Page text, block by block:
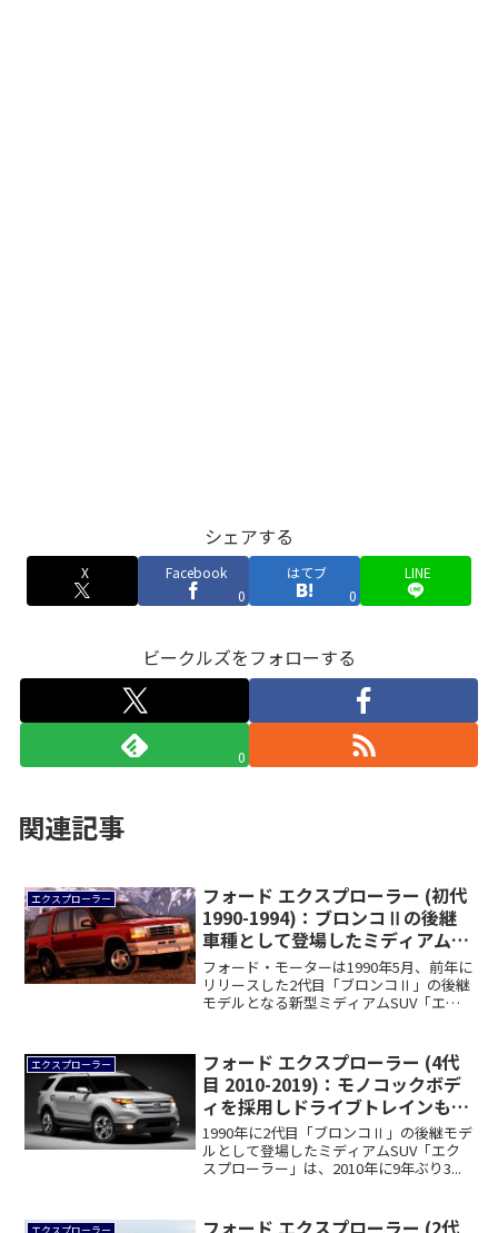
シェアする
X
Facebook
0
はてブ
0
LINE
ビークルズをフォローする
0
関連記事
エクスプローラー
フォード エクスプローラー (初代
1990-1994)：ブロンコⅡの後継
車種として登場したミディアム
SUV
フォード・モーターは1990年5月、前年に
リリースした2代目「ブロンコⅡ」の後継
モデルとなる新型ミディアムSUV「エク
エクスプローラー
フォード エクスプローラー (4代
目 2010-2019)：モノコックボデ
ィを採用しドライブトレインも変
更
1990年に2代目「ブロンコⅡ」の後継モデ
ルとして登場したミディアムSUV「エク
スプローラー」は、2010年に9年ぶり3...
フォード エクスプローラー (2代